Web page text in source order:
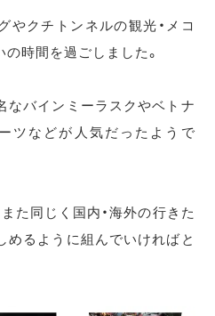
やクチトンネルの観光・メコ
時間を過ごしました。
なバインミーラスクやベトナ
ツなどが人気だったようで
た同じく国内・海外の行きた
めるように組んでいければと